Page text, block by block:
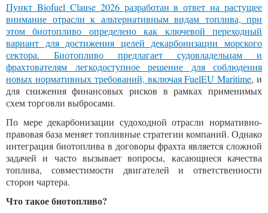
Пункт Biofuel Clause 2026 разработан в ответ на растущее
внимание отрасли к альтернативным видам топлива, при
этом биотопливо определено как ключевой переходный
вариант для достижения целей декарбонизации морского
сектора. Биотопливо предлагает судовладельцам и
фрахтователям легкодоступное решение для соблюдения
новых нормативных требований, включая FuelEU Maritime, и
для снижения финансовых рисков в рамках применимых
схем торговли выбросами.
По мере декарбонизации судоходной отрасли нормативно-
правовая база меняет топливные стратегии компаний. Однако
интеграция биотоплива в договоры фрахта является сложной
задачей и часто вызывает вопросы, касающиеся качества
топлива, совместимости двигателей и ответственности
сторон чартера.
Что такое биотопливо?